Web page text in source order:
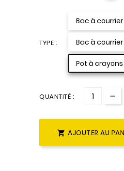
TYPE :
Bac à courrier
Bac à courrier
Pot à crayons
QUANTITÉ :
 AJOUTER AU